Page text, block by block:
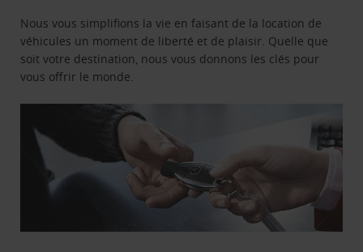
Nous vous simplifions la vie en faisant de la location de
véhicules un moment de liberté et de plaisir. Quelle que
soit votre destination, nous vous donnons les clés pour
vous offrir le monde.